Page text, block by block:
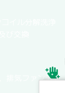
排気ファン清掃